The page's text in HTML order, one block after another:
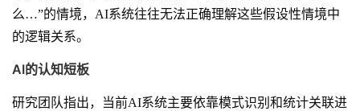
么…”的情境，AI系统往往无法正确理解这些假设性情境中
的逻辑关系。
AI的认知短板
研究团队指出，当前AI系统主要依靠模式识别和统计关联进